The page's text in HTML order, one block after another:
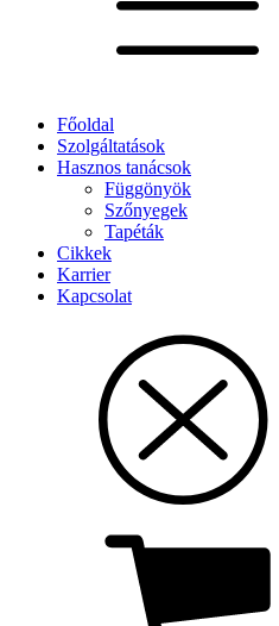
Főoldal
Szolgáltatások
Hasznos tanácsok
Függönyök
Szőnyegek
Tapéták
Cikkek
Karrier
Kapcsolat